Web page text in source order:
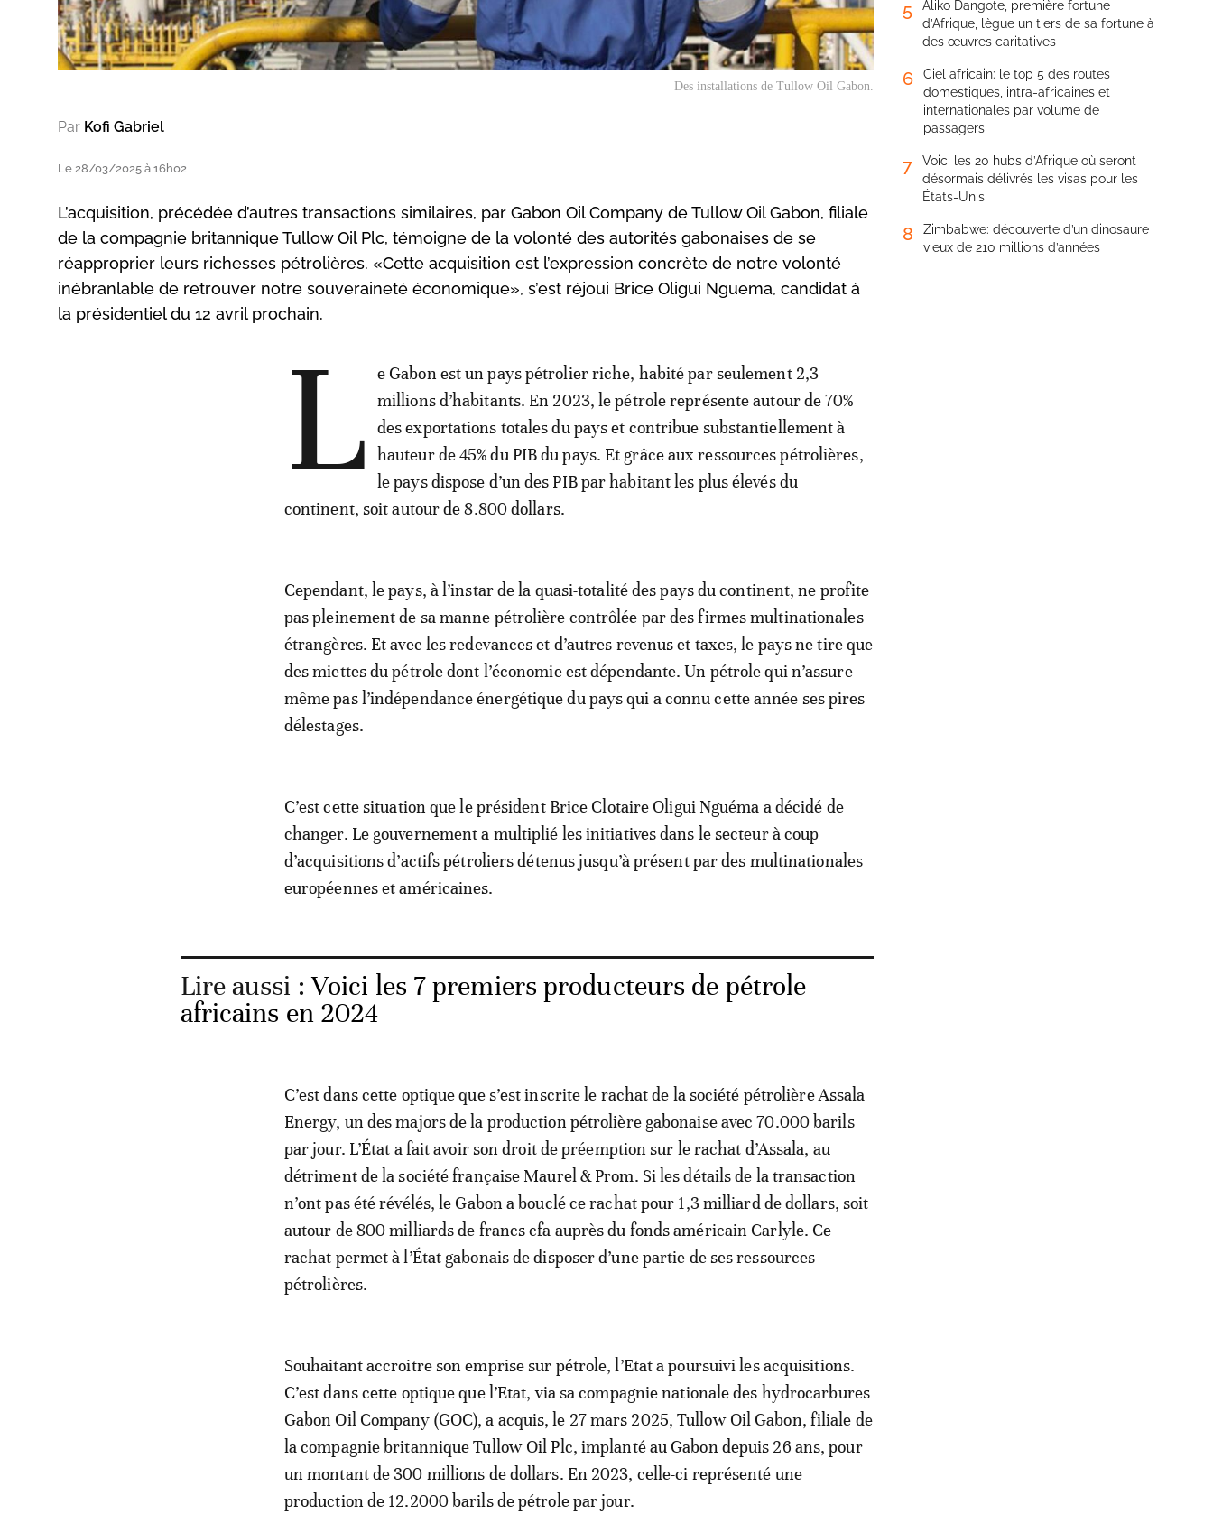
Des installations de Tullow Oil Gabon.
Par Kofi Gabriel
Le 28/03/2025 à 16h02
L’acquisition, précédée d’autres transactions similaires, par Gabon Oil Company de Tullow Oil Gabon, filiale
de la compagnie britannique Tullow Oil Plc, témoigne de la volonté des autorités gabonaises de se
réapproprier leurs richesses pétrolières. «Cette acquisition est l’expression concrète de notre volonté
inébranlable de retrouver notre souveraineté économique», s’est réjoui Brice Oligui Nguema, candidat à
la présidentiel du 12 avril prochain.
L
e Gabon est un pays pétrolier riche, habité par seulement 2,3
millions d’habitants. En 2023, le pétrole représente autour de 70%
des exportations totales du pays et contribue substantiellement à
hauteur de 45% du PIB du pays. Et grâce aux ressources pétrolières,
le pays dispose d’un des PIB par habitant les plus élevés du
continent, soit autour de 8.800 dollars.
Cependant, le pays, à l’instar de la quasi-totalité des pays du continent, ne profite
pas pleinement de sa manne pétrolière contrôlée par des firmes multinationales
étrangères. Et avec les redevances et d’autres revenus et taxes, le pays ne tire que
des miettes du pétrole dont l’économie est dépendante. Un pétrole qui n’assure
même pas l’indépendance énergétique du pays qui a connu cette année ses pires
délestages.
C’est cette situation que le président Brice Clotaire Oligui Nguéma a décidé de
changer. Le gouvernement a multiplié les initiatives dans le secteur à coup
d’acquisitions d’actifs pétroliers détenus jusqu’à présent par des multinationales
européennes et américaines.
Lire aussi :Voici les 7 premiers producteurs de pétrole
africains en 2024
C’est dans cette optique que s’est inscrite le rachat de la société pétrolière Assala
Energy, un des majors de la production pétrolière gabonaise avec 70.000 barils
par jour. L’État a fait avoir son droit de préemption sur le rachat d’Assala, au
détriment de la société française Maurel & Prom. Si les détails de la transaction
n’ont pas été révélés, le Gabon a bouclé ce rachat pour 1,3 milliard de dollars, soit
autour de 800 milliards de francs cfa auprès du fonds américain Carlyle. Ce
rachat permet à l’État gabonais de disposer d’une partie de ses ressources
pétrolières.
Souhaitant accroitre son emprise sur pétrole, l’Etat a poursuivi les acquisitions.
C’est dans cette optique que l’Etat, via sa compagnie nationale des hydrocarbures
Gabon Oil Company (GOC), a acquis, le 27 mars 2025, Tullow Oil Gabon, filiale de
la compagnie britannique Tullow Oil Plc, implanté au Gabon depuis 26 ans, pour
un montant de 300 millions de dollars. En 2023, celle-ci représenté une
production de 12.2000 barils de pétrole par jour.
5
Aliko Dangote, première fortune
d’Afrique, lègue un tiers de sa fortune à
des œuvres caritatives
6
Ciel africain: le top 5 des routes
domestiques, intra-africaines et
internationales par volume de
passagers
7
Voici les 20 hubs d’Afrique où seront
désormais délivrés les visas pour les
États-Unis
8
Zimbabwe: découverte d’un dinosaure
vieux de 210 millions d’années